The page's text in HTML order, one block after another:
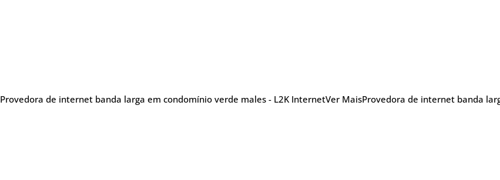
Provedora de internet banda larga em condomínio verde males - L2K InternetVer MaisProvedora de internet banda